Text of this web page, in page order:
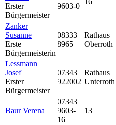
Erster
Bürgermeister
9603-0
16
Zanker
Susanne
Erste
Bürgermeisterin
08333
8965
Rathaus
Oberroth
Lessmann
Josef
Erster
Bürgermeister
07343
922002
Rathaus
Unterroth
Baur Verena
07343
9603-
16
13